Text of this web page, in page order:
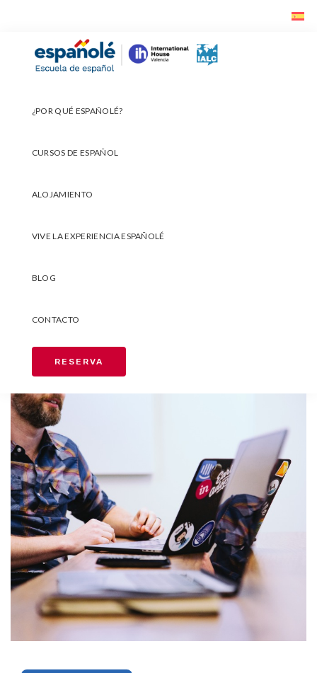
navegación
contenido
¿POR QUÉ ESPAÑOLÉ?
CURSOS DE ESPAÑOL
ALOJAMIENTO
VIVE LA EXPERIENCIA ESPAÑOLÉ
BLOG
CONTACTO
RESERVA